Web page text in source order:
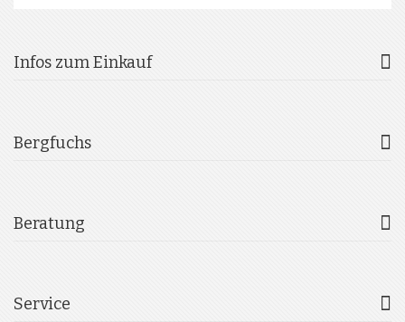
Infos zum Einkauf
Bergfuchs
Beratung
Service